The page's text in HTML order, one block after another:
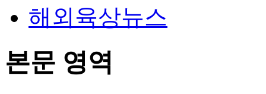
해외육상뉴스
본문 영역